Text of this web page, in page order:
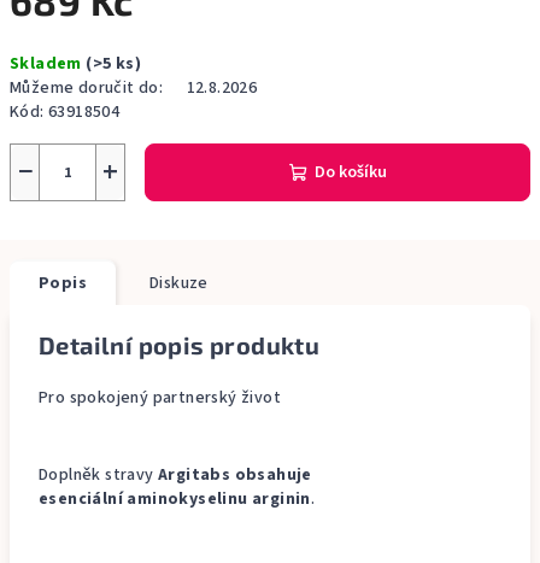
cena:
Skladem (>5 ks)
Můžeme doručit do:
12.8.2026
Kód: 63918504
+
− Do košíku
Popis Diskuze
Detailní popis produktu
Pro spokojený partnerský život
Doplněk stravy Argitabs obsahuje
esenciální aminokyselinu arginin.